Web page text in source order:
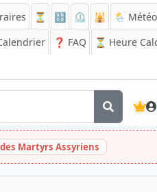
⏳ 🔡 ⏲️ 🕌
🌦️ Météo
❓ FAQ
⏳ Heure
Martyrs Assyriens